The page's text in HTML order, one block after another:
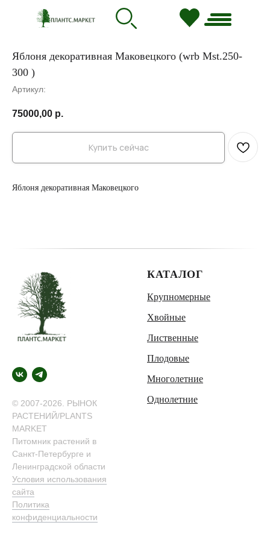
Яблоня декоративная Маковецкого (wrb Mst.250-
300 )
Артикул:
75000,00 р.
Купить сейчас
Яблоня декоративная Маковецкого
© 2007-2026. РЫНОК
РАСТЕНИЙ/PLANTS
MARKET
Питомник растений в
Санкт-Петербурге и
Ленинградской области
Условия использования
сайта
Политика
конфиденциальности
КАТАЛОГ
Крупномерные
Хвойные
Лиственные
Плодовые
Многолетние
Однолетние